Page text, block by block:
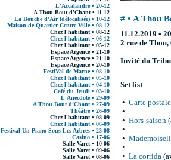
L'Accalandre • 20-12
A Thou Bout d’Chant • 11-12
La Bouche d'Air (délocalisée) • 10-12
Maison de Quartier Centre-Ville • 08-12
Chez l'habitant • 08-12
Chez l'habitant • 06-12
Chez l'habitant • 05-12
Espace Argence • 21-10
Espace Argence • 21-10
Espace Argence • 20-10
FestiVal de Marne • 08-10
Chez l'habitant • 05-10
Chez l'habitant • 04-10
Café du Jeudi • 03-10
L'Anecdote • 29-09
A Thou Bout d’Chant • 27-09
Théâtre • 26-09
Chez l'habitant • 08-09
Chez l'habitant • 06-09
Festival Un Piano Sous Les Arbres • 23-08
Casino • 17-06
Salle Varet • 10-06
Salle Varet • 09-06
Salle Varet • 08-06
# • A Thou
11.12.2019 •
2 rue de
Invité du
Set list
• Carte postale
•
• Hors-saison
•
•
•
• La corrida